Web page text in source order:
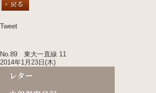
Tweet
No.89 東大一直線 11
2014年1月23日(木)